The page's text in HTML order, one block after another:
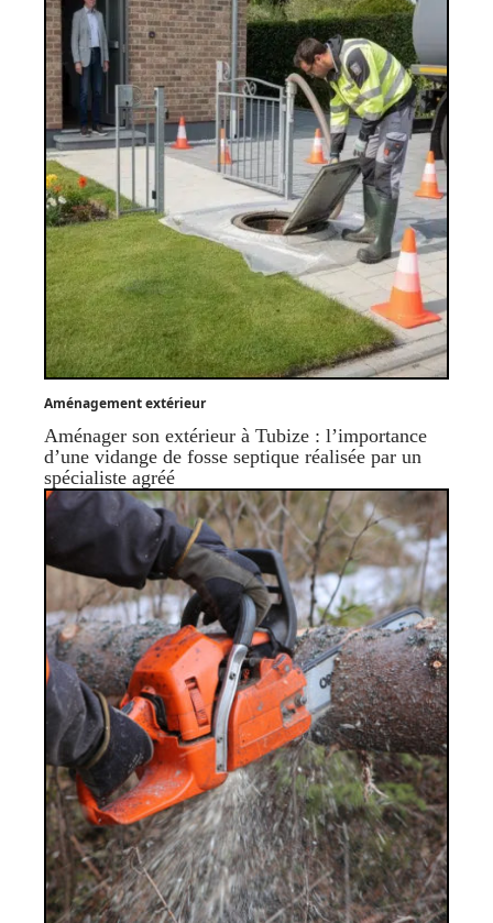
Aménagement extérieur
Aménager son extérieur à Tubize : l’importance
d’une vidange de fosse septique réalisée par un
spécialiste agréé